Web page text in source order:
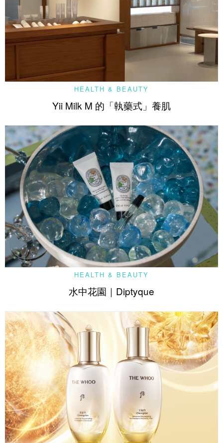
HEALTH & BEAUTY
Yii Milk M 的「執藥式」養肌
HEALTH & BEAUTY
水中花園｜Diptyque